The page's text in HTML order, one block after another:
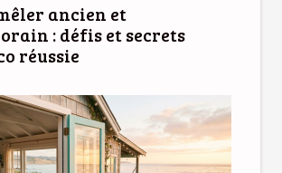
ancien et
: défis et secrets
réussie